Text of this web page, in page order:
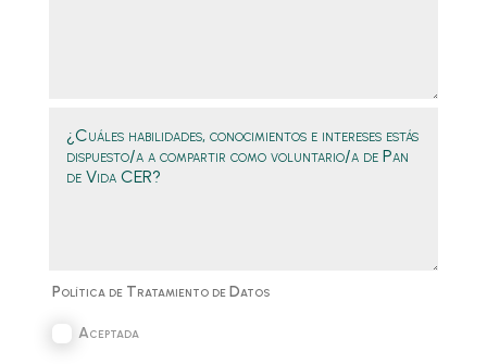
Política de Tratamiento de Datos
Aceptada